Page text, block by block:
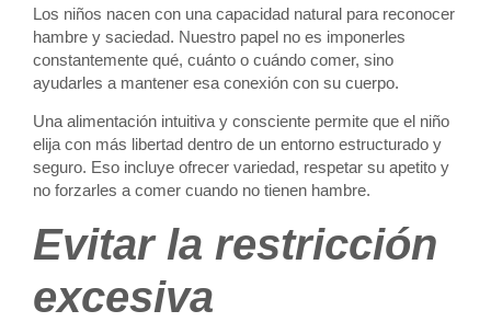
Los niños nacen con una capacidad natural para reconocer
hambre y saciedad. Nuestro papel no es imponerles
constantemente qué, cuánto o cuándo comer, sino
ayudarles a mantener esa conexión con su cuerpo.
Una alimentación intuitiva y consciente permite que el niño
elija con más libertad dentro de un entorno estructurado y
seguro. Eso incluye ofrecer variedad, respetar su apetito y
no forzarles a comer cuando no tienen hambre.
Evitar la restricción
excesiva